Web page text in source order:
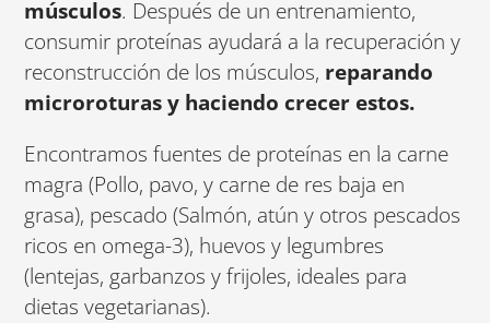
músculos. Después de un entrenamiento,
consumir proteínas ayudará a la recuperación y
reconstrucción de los músculos, reparando
microroturas y haciendo crecer estos.
Encontramos fuentes de proteínas en la carne
magra (Pollo, pavo, y carne de res baja en
grasa), pescado (Salmón, atún y otros pescados
ricos en omega-3), huevos y legumbres
(lentejas, garbanzos y frijoles, ideales para
dietas vegetarianas).